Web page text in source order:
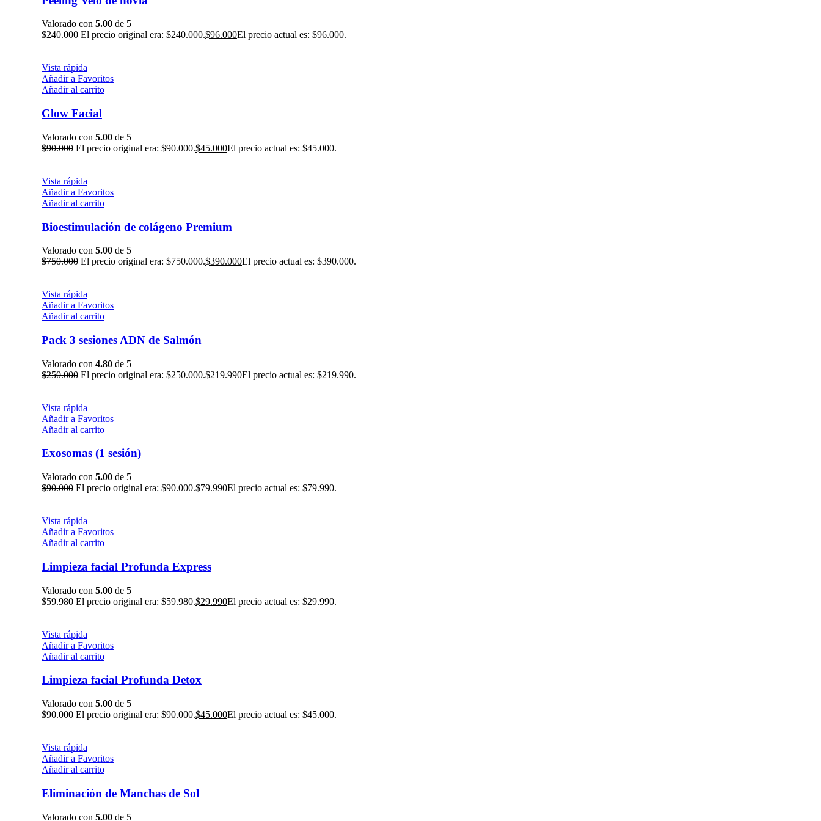
Valorado con 5.00 de 5
$240.000 El precio original era: $240.000.$96.000El precio actual es: $96.000.
Vista rápida
Añadir a Favoritos
Añadir al carrito
Glow Facial
Valorado con 5.00 de 5
$90.000 El precio original era: $90.000.$45.000El precio actual es: $45.000.
Vista rápida
Añadir a Favoritos
Añadir al carrito
Bioestimulación de colágeno Premium
Valorado con 5.00 de 5
$750.000 El precio original era: $750.000.$390.000El precio actual es: $390.000.
Vista rápida
Añadir a Favoritos
Añadir al carrito
Pack 3 sesiones ADN de Salmón
Valorado con 4.80 de 5
$250.000 El precio original era: $250.000.$219.990El precio actual es: $219.990.
Vista rápida
Añadir a Favoritos
Añadir al carrito
Exosomas (1 sesión)
Valorado con 5.00 de 5
$90.000 El precio original era: $90.000.$79.990El precio actual es: $79.990.
Vista rápida
Añadir a Favoritos
Añadir al carrito
Limpieza facial Profunda Express
Valorado con 5.00 de 5
$59.980 El precio original era: $59.980.$29.990El precio actual es: $29.990.
Vista rápida
Añadir a Favoritos
Añadir al carrito
Limpieza facial Profunda Detox
Valorado con 5.00 de 5
$90.000 El precio original era: $90.000.$45.000El precio actual es: $45.000.
Vista rápida
Añadir a Favoritos
Añadir al carrito
Eliminación de Manchas de Sol
Valorado con 5.00 de 5